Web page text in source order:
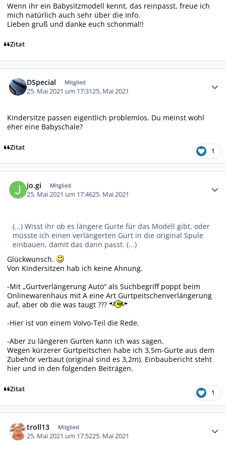
Wenn ihr ein Babysitzmodell kennt, das reinpasst, freue ich
mich natürlich auch sehr über die Info.
LIeben gruß und danke euch schonmal!!
Zitat
DSpecial Mitglied
25. Mai 2021 um 17:3125. Mai 2021
Kindersitze passen eigentlich problemlos. Du meinst wohl
eher eine Babyschale?
Zitat 1
jo.gi Mitglied
25. Mai 2021 um 17:4625. Mai 2021
(...) Wisst ihr ob es längere Gurte für das Modell gibt, oder
müsste ich einen verlängerten Gurt in die original Spule
einbauen, damit das dann passt. (...)
Glückwunsch.
Von Kindersitzen hab ich keine Ahnung.
-Mit „Gurtverlängerung Auto“ als Suchbegriff poppt beim
Onlinewarenhaus mit A eine Art Gurtpeitschenverlängerung
auf, aber ob die was taugt ???
-Hier ist von einem VoIvo-Teil die Rede.
-Aber zu längeren Gurten kann ich was sagen.
Wegen kürzerer Gurtpeitschen habe ich 3,5m-Gurte aus dem
Zubehör verbaut (original sind es 3,2m). Einbaubericht steht
hier und in den folgenden Beiträgen.
Zitat 1
troll13 Mitglied
25. Mai 2021 um 17:5225. Mai 2021